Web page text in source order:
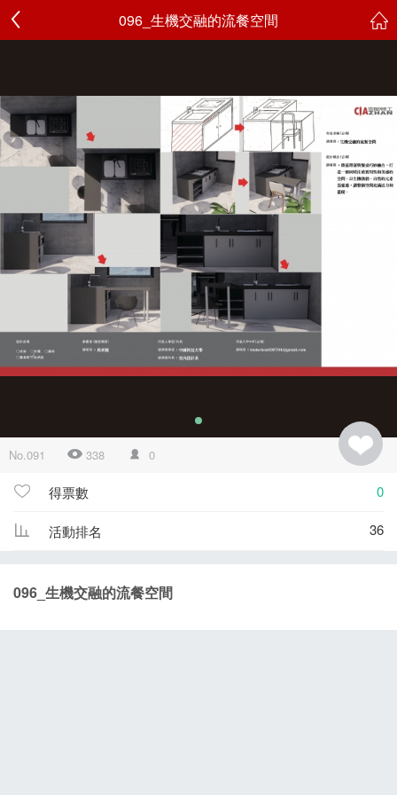
096_生機交融的流餐空間
No.091 338 0
得票數 0
活動排名 36
096_生機交融的流餐空間